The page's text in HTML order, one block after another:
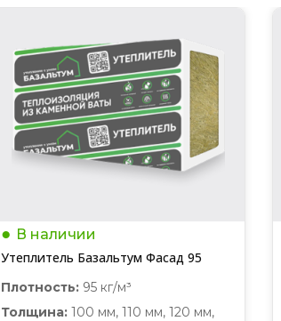
В наличии
Утеплитель Базальтум Фасад 95
Плотность:95 кг/м³
Толщина:100 мм, 110 мм, 120 мм,